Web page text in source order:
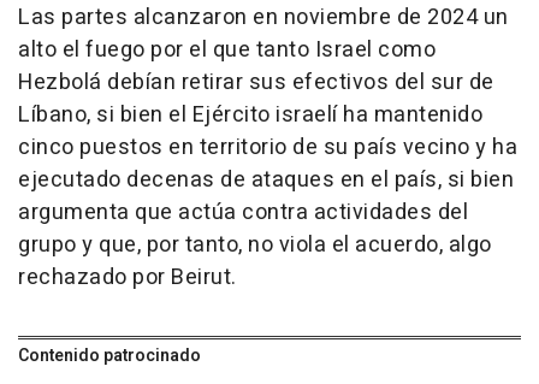
Las partes alcanzaron en noviembre de 2024 un
alto el fuego por el que tanto Israel como
Hezbolá debían retirar sus efectivos del sur de
Líbano, si bien el Ejército israelí ha mantenido
cinco puestos en territorio de su país vecino y ha
ejecutado decenas de ataques en el país, si bien
argumenta que actúa contra actividades del
grupo y que, por tanto, no viola el acuerdo, algo
rechazado por Beirut.
Contenido patrocinado